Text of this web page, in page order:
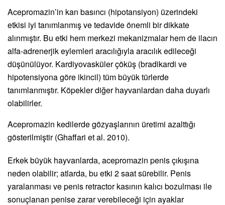
Acepromazin’in kan basıncı (hipotansiyon) üzerindeki
etkisi iyi tanımlanmış ve tedavide önemli bir dikkate
alınmıştır. Bu etki hem merkezi mekanizmalar hem de ilacın
alfa-adrenerjik eylemleri aracılığıyla aracılık edileceği
düşünülüyor. Kardiyovasküler çöküş (bradikardi ve
hipotensiyona göre ikincil) tüm büyük türlerde
tanımlanmıştır. Köpekler diğer hayvanlardan daha duyarlı
olabilirler.
Acepromazin kedilerde gözyaşlarının üretimi azalttığı
gösterilmiştir (Ghaffari et al. 2010).
Erkek büyük hayvanlarda, acepromazin penis çıkışına
neden olabilir; atlarda, bu etki 2 saat sürebilir. Penis
yaralanması ve penis retractor kasının kalıcı bozulması ile
sonuçlanan penise zarar verebileceği için ayaklar